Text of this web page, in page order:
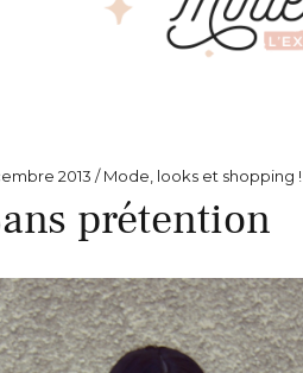
2013 Mode, looks et shopping !
prétention